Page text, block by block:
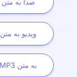
صدا به متن
ویدیو به متن
MP3 به متن